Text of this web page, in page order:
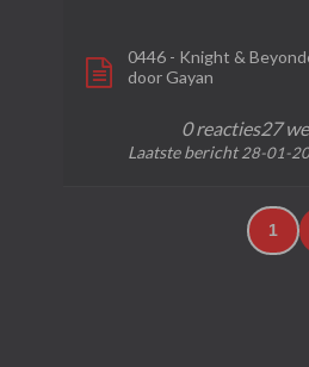
0446 - Knight &
door Gayan
0 reacties27
Laatste bericht 28-01-
1